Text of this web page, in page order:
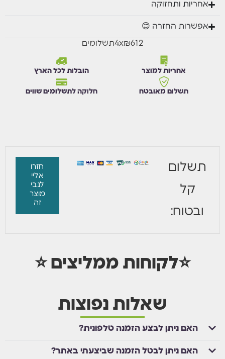
אחריות ותחזוקה
אפשרות החזרה 😊
₪612
x
4תשלומים
אחריות למוצר הובלות לכל הארץ
תשלום מאובטח חלוקה לתשלומים שווים
תשלום
קל
ובטוח:
חזרו
אליי
לגבי
מוצר
זה
⭐לקוחות ממליצים ⭐
שאלות נפוצות
האם ניתן לבצע הזמנה טלפונית?
האם ניתן לבטל הזמנה שביצעתי באתר?